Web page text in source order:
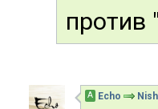
А Echo